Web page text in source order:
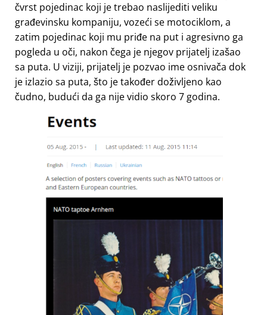
čvrst pojedinac koji je trebao naslijediti veliku
građevinsku kompaniju, vozeći se motociklom, a
zatim pojedinac koji mu priđe na put i agresivno ga
pogleda u oči, nakon čega je njegov prijatelj izašao
sa puta. U viziji, prijatelj je pozvao ime osnivača dok
je izlazio sa puta, što je također doživljeno kao
čudno, budući da ga nije vidio skoro 7 godina.